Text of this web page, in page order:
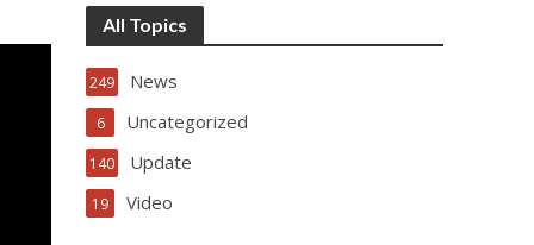
All Topics
News
249
Uncategorized
6
Update
140
Video
19